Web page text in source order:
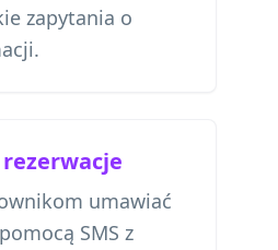
zapytania o
umawiać
SMS z